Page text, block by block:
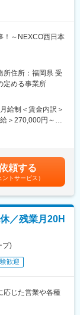
い！
在宅勤務制度一部
き方の実現が可能
が、通常は年に
間は転勤なし。な
ます！
が、1回あたり１
！～NEXCO西日本
長く働ける！
務における、企画
験いただき、将
ます。
い、日本の経済と
進んでいます。
ルプロジェクト」
所住所：福岡県 受
定める事業所
給制＜賃金内訳＞
＞270,000円～
記です。
頼する
ントサービス）
／残業月20H
プ)
歓迎
応じた営業や各種